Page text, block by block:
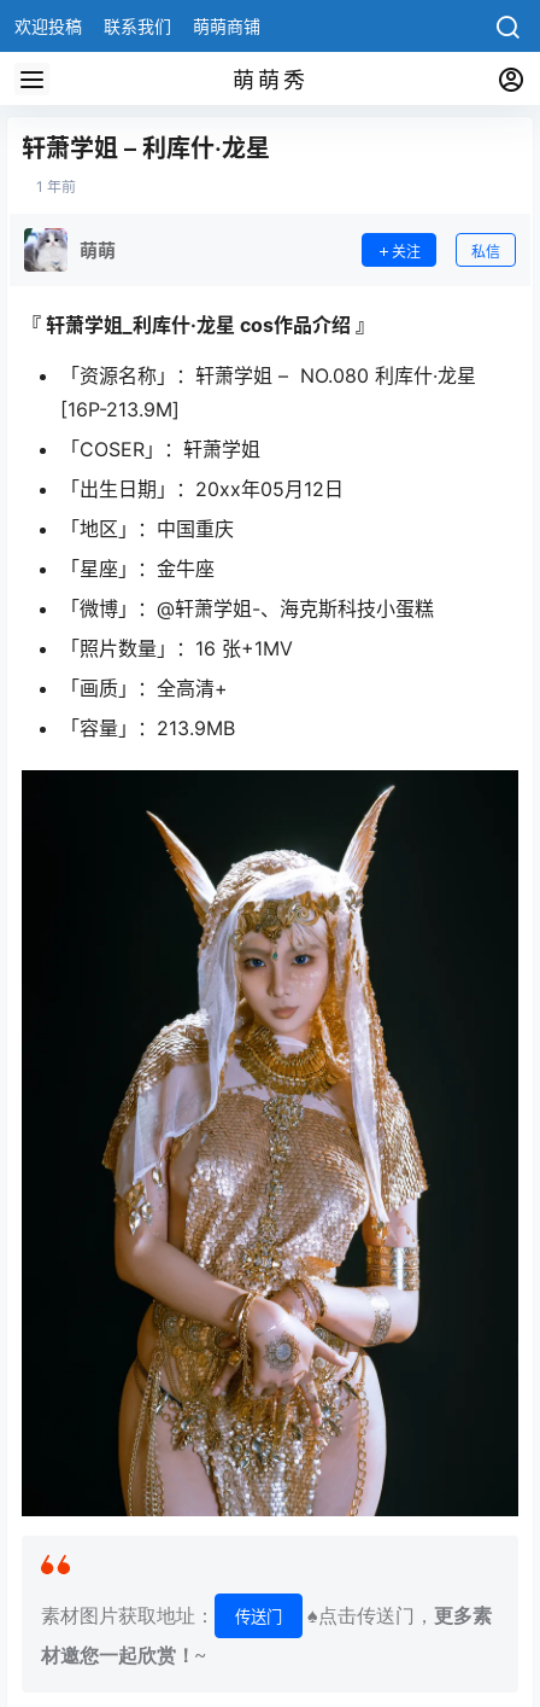
欢迎投稿 联系我们 萌萌商铺
萌萌秀
轩萧学姐 – 利库什·龙星
1 年前
萌萌 关注 私信
『 轩萧学姐_利库什·龙星 cos作品介绍 』
「资源名称」：轩萧学姐 – NO.080 利库什·龙星
[16P-213.9M]
「COSER」：轩萧学姐
「出生日期」：20xx年05月12日
「地区」：中国重庆
「星座」：金牛座
「微博」：@轩萧学姐-、海克斯科技小蛋糕
「照片数量」：16 张+1MV
「画质」：全高清+
「容量」：213.9MB
素材图片获取地址： 传送门 ♠点击传送门， 更多素
材邀您一起欣赏！~